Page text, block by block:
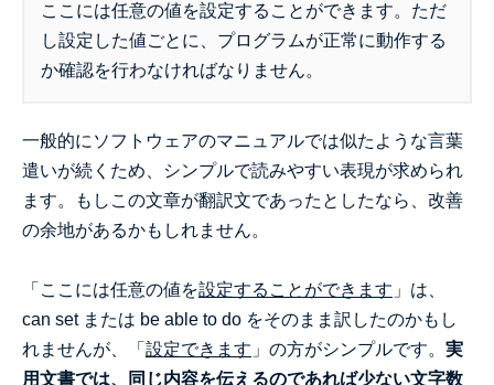
ここには任意の値を設定することができます。ただ
し設定した値ごとに、プログラムが正常に動作する
か確認を行わなければなりません。
一般的にソフトウェアのマニュアルでは似たような言葉
遣いが続くため、シンプルで読みやすい表現が求められ
ます。もしこの文章が翻訳文であったとしたなら、改善
の余地があるかもしれません。
「ここには任意の値を設定することができます 」は、
can set または be able to do をそのまま訳したのかもし
れませんが、「 設定できます 」の方がシンプルです。 実
用文書では、同じ内容を伝えるのであれば少ない文字数